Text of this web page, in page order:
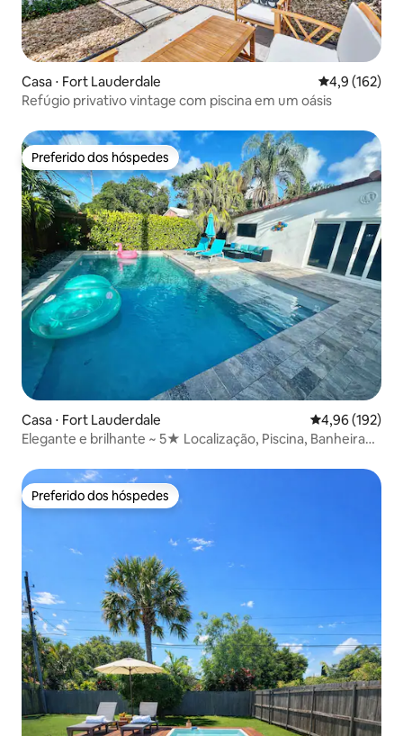
Casa ⋅ Fort Lauderdale 4,9 de uma
4,9 (162)
Refúgio privativo vintage com piscina em um oásis
Preferido dos hóspedes
Preferido dos hóspedes
Casa ⋅ Fort Lauderdale 4,96 de uma
4,96 (192)
Elegante e brilhante ~ 5★ Localização, Piscina, Banheira
Preferido dos hóspedes
Preferido dos hóspedes